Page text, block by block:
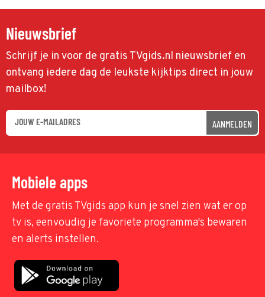
Nieuwsbrief
Schrijf je in voor de gratis TVgids.nl nieuwsbrief en
ontvang iedere dag de leukste kijktips direct in jouw
mailbox!
AANMELDEN
Mobiele apps
Met de gratis TVgids app kun je snel zien wat er op
tv is, eenvoudig je favoriete programma's bewaren
en alerts instellen.